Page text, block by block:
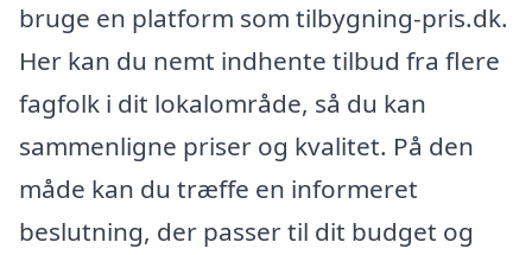
bruge en platform som tilbygning-pris.dk.
Her kan du nemt indhente tilbud fra flere
fagfolk i dit lokalområde, så du kan
sammenligne priser og kvalitet. På den
måde kan du træffe en informeret
beslutning, der passer til dit budget og